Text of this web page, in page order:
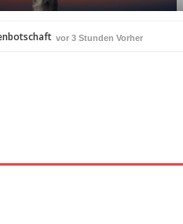
vor 3 Stunden Vorher